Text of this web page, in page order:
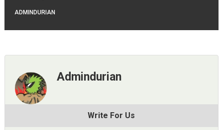
ADMINDURIAN
Admindurian
Write For Us